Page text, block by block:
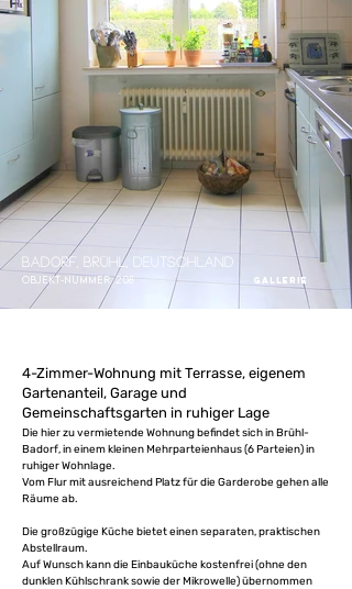
Badorf, Brühl, Deutschland
Objekt-Nummer 208
4-Zimmer-Wohnung mit Terrasse, eigenem
Gartenanteil, Garage und
Gemeinschaftsgarten in ruhiger Lage
Gallerie
Die hier zu vermietende Wohnung befindet sich in Brühl-
Badorf, in einem kleinen Mehrparteienhaus (6 Parteien) in
ruhiger Wohnlage.
Vom Flur mit ausreichend Platz für die Garderobe gehen alle
Räume ab.
Die großzügige Küche bietet einen separaten, praktischen
Abstellraum.
Auf Wunsch kann die Einbauküche kostenfrei (ohne den
dunklen Kühlschrank sowie der Mikrowelle) übernommen